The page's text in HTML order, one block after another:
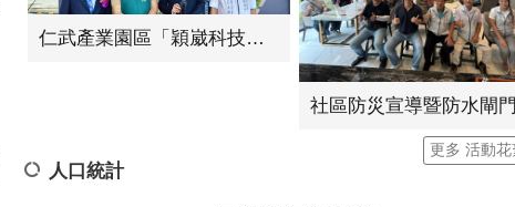
仁武產業園區「穎崴科技」新廠動土典禮
更多 活動花
人口統計